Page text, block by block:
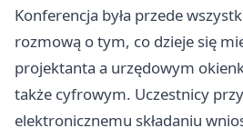
Konferencja była przede
rozmową o tym, co dzieje się
projektanta a urzędowym
także cyfrowym. Uczestnicy
elektronicznemu składaniu